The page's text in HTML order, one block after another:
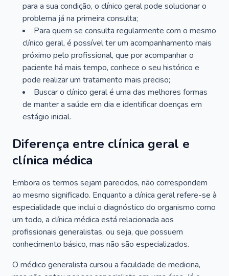
para a sua condição, o clínico geral pode solucionar o
problema já na primeira consulta;
Para quem se consulta regularmente com o mesmo
clínico geral, é possível ter um acompanhamento mais
próximo pelo profissional, que por acompanhar o
paciente há mais tempo, conhece o seu histórico e
pode realizar um tratamento mais preciso;
Buscar o clínico geral é uma das melhores formas
de manter a saúde em dia e identificar doenças em
estágio inicial.
Diferença entre clínica geral e
clínica médica
Embora os termos sejam parecidos, não correspondem
ao mesmo significado. Enquanto a clínica geral refere-se à
especialidade que inclui o diagnóstico do organismo como
um todo, a clínica médica está relacionada aos
profissionais generalistas, ou seja, que possuem
conhecimento básico, mas não são especializados.
O médico generalista cursou a faculdade de medicina,